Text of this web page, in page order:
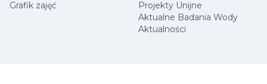
Grafik zajęć
Projekty Unijne
Aktualne Badania Wody
Aktualności